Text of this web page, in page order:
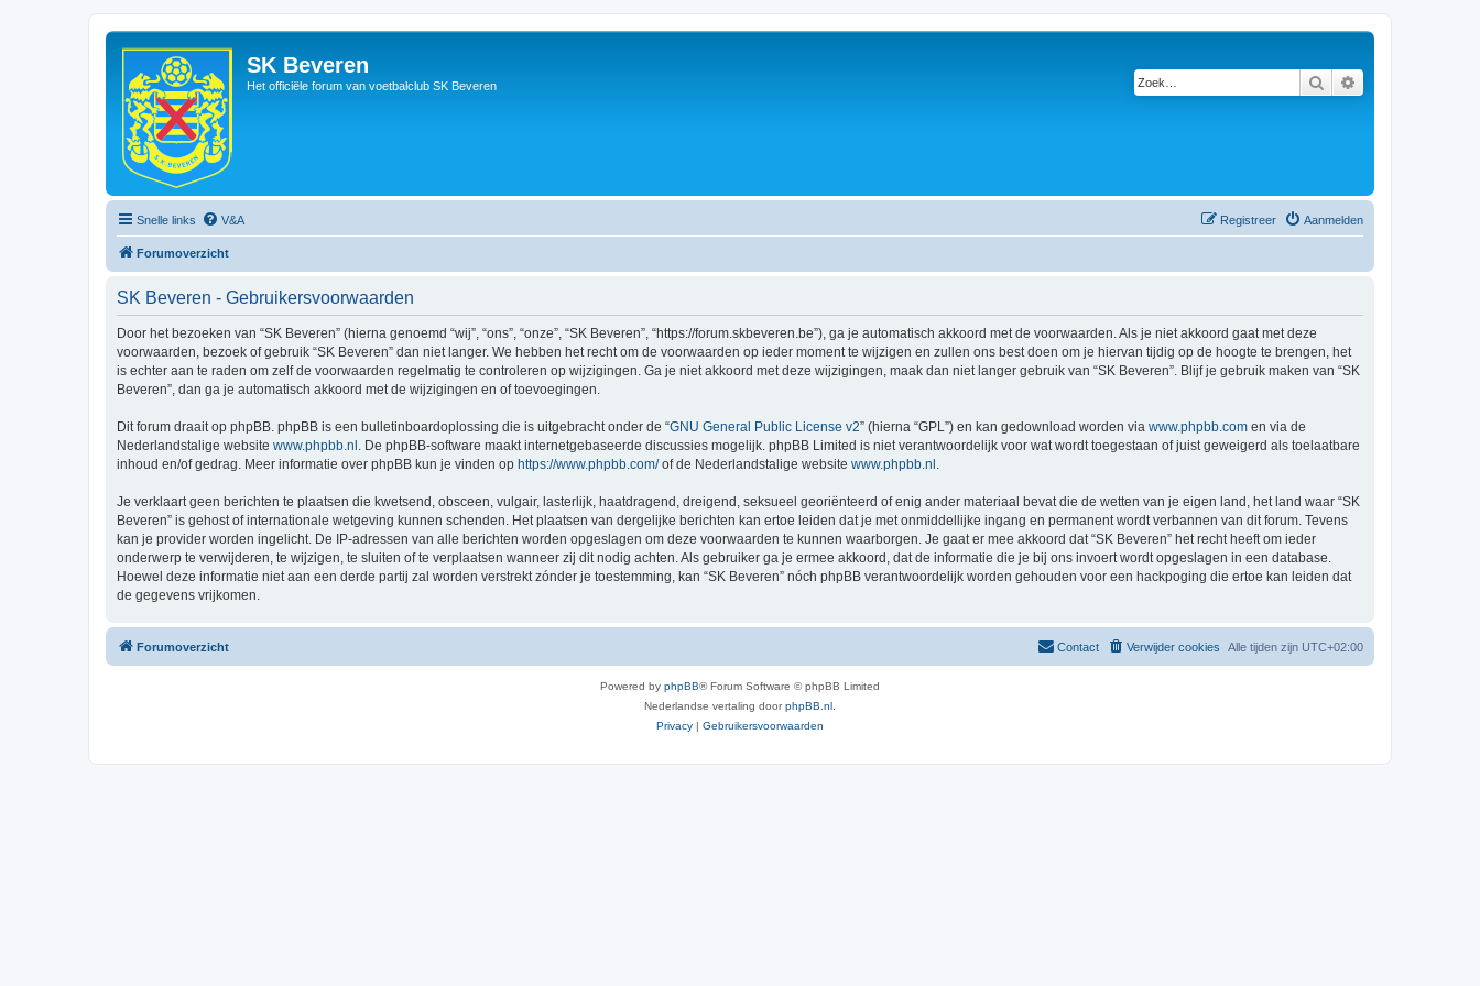
SK Beveren
Het officiële forum van voetbalclub SK Beveren Zoek
Snelle links V&A Aanmelden
Registreer
Forumoverzicht
SK Beveren - Gebruikersvoorwaarden
Door het bezoeken van “SK Beveren” (hierna genoemd “wij”, “ons”, “onze”, “SK Beveren”, “https://forum.skbeveren.be”), ga je automatisch akkoord met de voorwaarden. Als je niet akkoord gaat met deze
voorwaarden, bezoek of gebruik “SK Beveren” dan niet langer. We hebben het recht om de voorwaarden op ieder moment te wijzigen en zullen ons best doen om je hiervan tijdig op de hoogte te brengen, het
is echter aan te raden om zelf de voorwaarden regelmatig te controleren op wijzigingen. Ga je niet akkoord met deze wijzigingen, maak dan niet langer gebruik van “SK Beveren”. Blijf je gebruik maken van “SK
Beveren”, dan ga je automatisch akkoord met de wijzigingen en of toevoegingen.
Dit forum draait op phpBB. phpBB is een bulletinboardoplossing die is uitgebracht onder de “GNU General Public License v2” (hierna “GPL”) en kan gedownload worden via www.phpbb.com en via de
Nederlandstalige website www.phpbb.nl . De phpBB-software maakt internetgebaseerde discussies mogelijk. phpBB Limited is niet verantwoordelijk voor wat wordt toegestaan of juist geweigerd als toelaatbare
inhoud en/of gedrag. Meer informatie over phpBB kun je vinden op https://www.phpbb.com/of de Nederlandstalige website www.phpbb.nl .
Je verklaart geen berichten te plaatsen die kwetsend, obsceen, vulgair, lasterlijk, haatdragend, dreigend, seksueel georiënteerd of enig ander materiaal bevat die de wetten van je eigen land, het land waar “SK
Beveren” is gehost of internationale wetgeving kunnen schenden. Het plaatsen van dergelijke berichten kan ertoe leiden dat je met onmiddellijke ingang en permanent wordt verbannen van dit forum. Tevens
kan je provider worden ingelicht. De IP-adressen van alle berichten worden opgeslagen om deze voorwaarden te kunnen waarborgen. Je gaat er mee akkoord dat “SK Beveren” het recht heeft om ieder
onderwerp te verwijderen, te wijzigen, te sluiten of te verplaatsen wanneer zij dit nodig achten. Als gebruiker ga je ermee akkoord, dat de informatie die je bij ons invoert wordt opgeslagen in een database.
Hoewel deze informatie niet aan een derde partij zal worden verstrekt zónder je toestemming, kan “SK Beveren” nóch phpBB verantwoordelijk worden gehouden voor een hackpoging die ertoe kan leiden dat
de gegevens vrijkomen.
Forumoverzicht Alle tijden zijn UTC+02:00
Verwijder cookies
Contact
Powered by phpBB® Forum Software © phpBB Limited
Nederlandse vertaling doorphpBB.nl
Privacy | Gebruikersvoorwaarden